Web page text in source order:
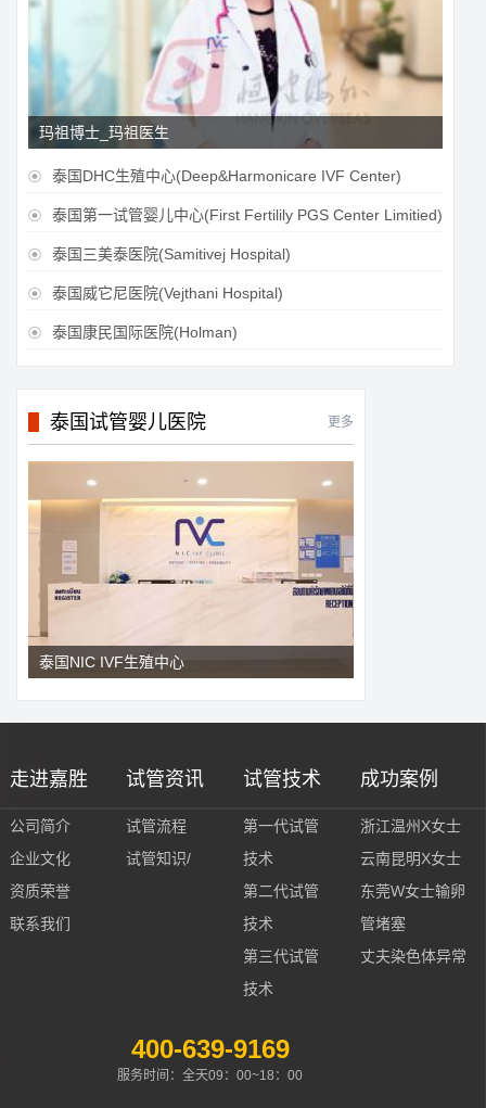
玛祖博士_玛祖医生
 泰国DHC生殖中心(Deep&Harmonicare IVF Center)
 泰国第一试管婴儿中心(First Fertilily PGS Center Limitied)
 泰国三美泰医院(Samitivej Hospital)
 泰国威它尼医院(Vejthani Hospital)
 泰国康民国际医院(Holman)
泰国试管婴儿医院 更多
泰国NIC IVF生殖中心
走进嘉胜
公司简介
企业文化
资质荣誉
联系我们
试管资讯
试管流程
试管知识/
试管技术
第一代试管
技术
第二代试管
技术
第三代试管
技术
成功案例
浙江温州X女士
云南昆明X女士
东莞W女士输卵
管堵塞
丈夫染色体异常
400-639-9169
服务时间：全天09：00~18：00